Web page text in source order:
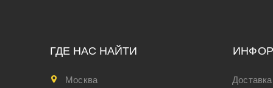
ГДЕ НАС НАЙТИ
Москва Доставка